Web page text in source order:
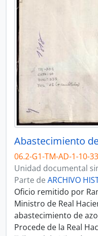
Abastecimiento
06.2-G1-TM-AD-1-10-
Unidad documental
Parte de ARCHIVO
Oficio remitido por
Ministro de Real
abastecimiento de
Procede de la Real